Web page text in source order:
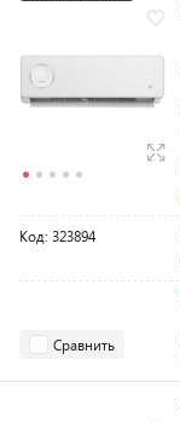
Код: 323894
Сравнить